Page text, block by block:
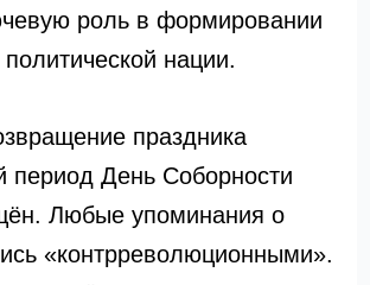
роль в формировании
политической нации.
праздника
период День Соборности
Любые упоминания о
«контрреволюционными».